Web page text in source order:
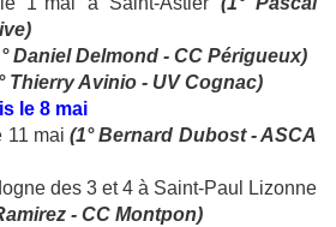
Daniel Delmond - CC Périgueux)
Thierry Avinio - UV Cognac)
le 8 mai
11 mai(1° Bernard Dubost - ASCA
des 3 et 4 à Saint-Paul Lizonne
- CC Montpon)